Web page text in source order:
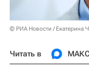
© РИА Новости / Екатерина
Читать в